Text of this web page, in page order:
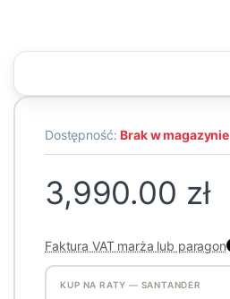
Dostępność:Brak w magazynie
3,990.00 zł
Faktura VAT marża lub paragon
KUP NA RATY — SANTANDER